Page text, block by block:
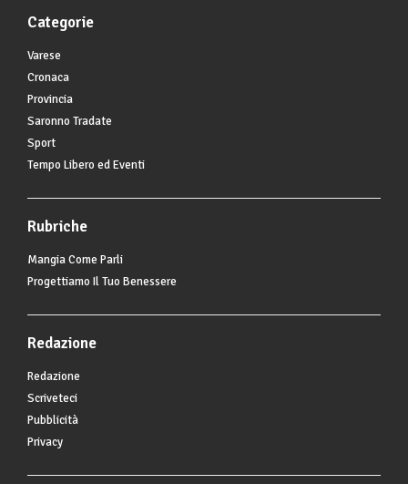
Categorie
Varese
Cronaca
Provincia
Saronno Tradate
Sport
Tempo Libero ed Eventi
Rubriche
Mangia Come Parli
Progettiamo Il Tuo Benessere
Redazione
Redazione
Scriveteci
Pubblicità
Privacy